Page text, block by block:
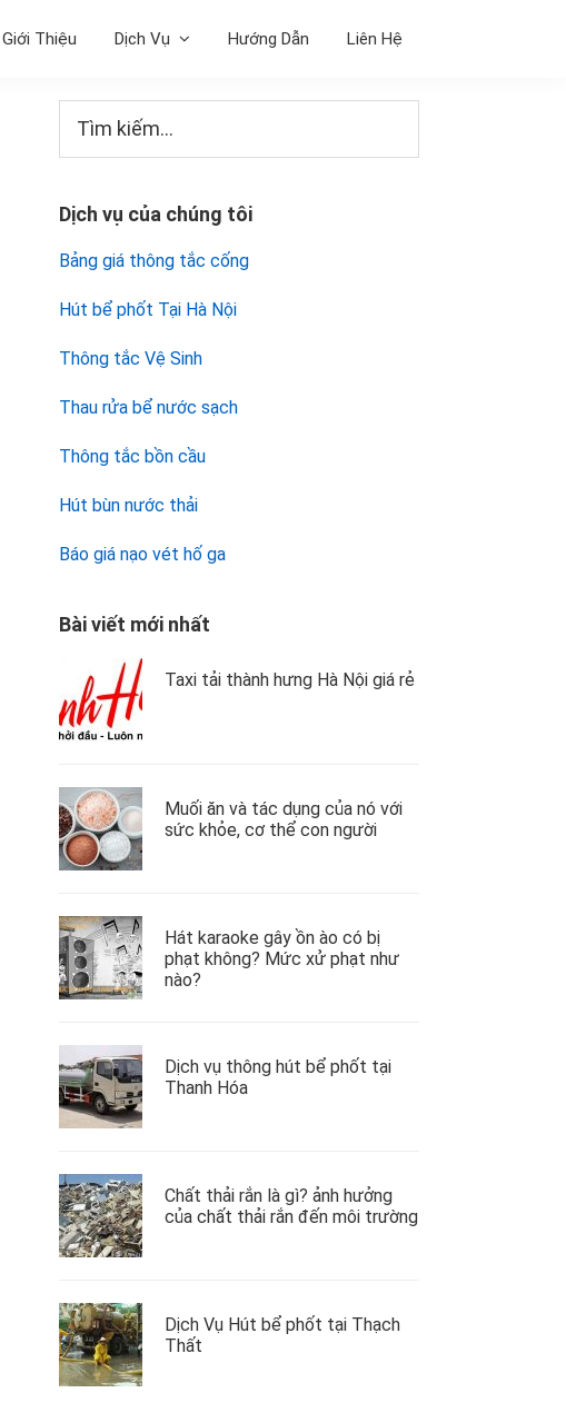
Giới Thiệu Dịch Vụ Hướng Dẫn Liên Hệ
Sidebar
chính
kiếm...
Dịch vụ của chúng tôi
Bảng giá thông tắc cống
Hút bể phốt Tại Hà Nội
Thông tắc Vệ Sinh
Thau rửa bể nước sạch
Thông tắc bồn cầu
Hút bùn nước thải
Báo giá nạo vét hố ga
Bài viết mới nhất
Taxi tải thành hưng Hà Nội giá rẻ
Muối ăn và tác dụng của nó với
sức khỏe, cơ thể con người
Hát karaoke gây ồn ào có bị
phạt không? Mức xử phạt như
nào?
Dịch vụ thông hút bể phốt tại
Thanh Hóa
Chất thải rắn là gì? ảnh hưởng
của chất thải rắn đến môi trường
Dịch Vụ Hút bể phốt tại Thạch
Thất